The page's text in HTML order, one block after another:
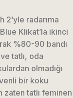
2’yle radarıma
Klikat’la ikinci
%80-90 bandı
tatlı, oda
olmadığı
bir koku
zaten tatlı feminen